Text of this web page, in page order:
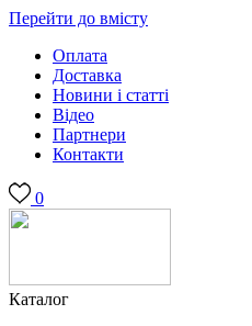
Перейти до вмісту
Оплата
Доставка
Новини і статті
Відео
Партнери
Контакти
0
Каталог